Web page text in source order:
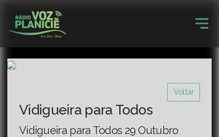
Voltar
Vidigueira para Todos
Vidigueira para Todos 29 Outubro